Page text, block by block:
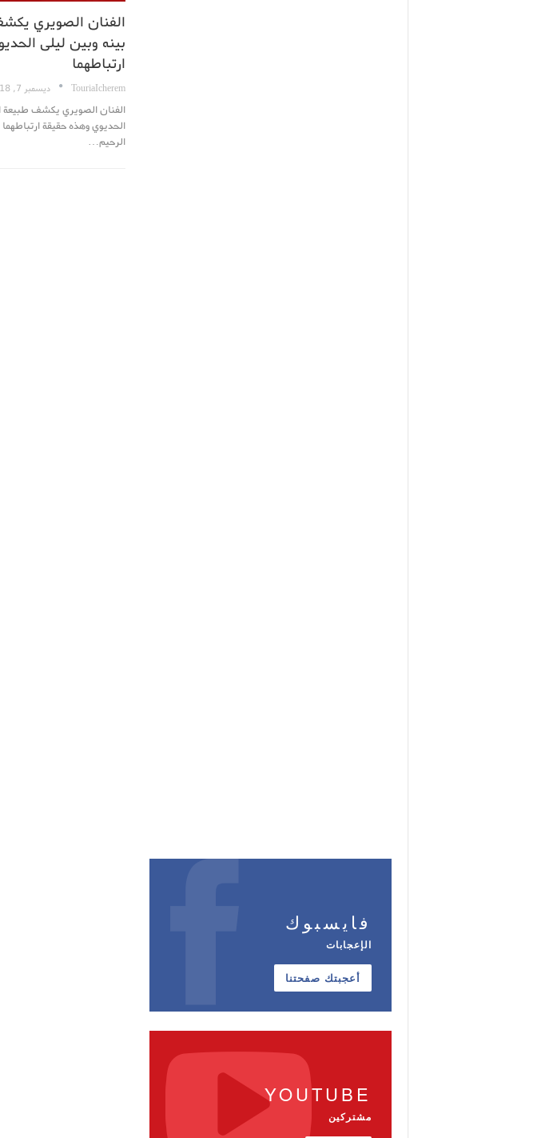
الفنان الصويري
بينه وبين ليلى
ارتباطهما
TouriaIcherem ديسمبر 7, 2018
الفنان الصويري يكشف طبيعة
الحديوي وهذه حقيقة
الرحيم…
فايسبوك
الإعجابات
أعجبتك صفحتنا
YOUTUBE
مشتركين